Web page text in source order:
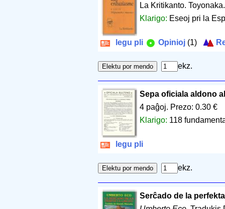
La Kritikanto.
Klarigo: Eseoj pri la
legu pli Opinioj (1)
ekz.
Sepa oficiala aldono
4 paĝoj. Prezo: 0.30 €
Klarigo: 118
legu pli
ekz.
Serĉado de la